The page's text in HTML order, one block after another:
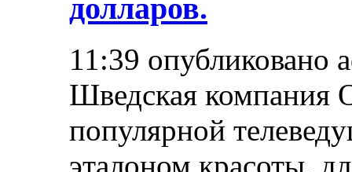
долларов.
11:39 опубликовано
Шведская компания
популярной